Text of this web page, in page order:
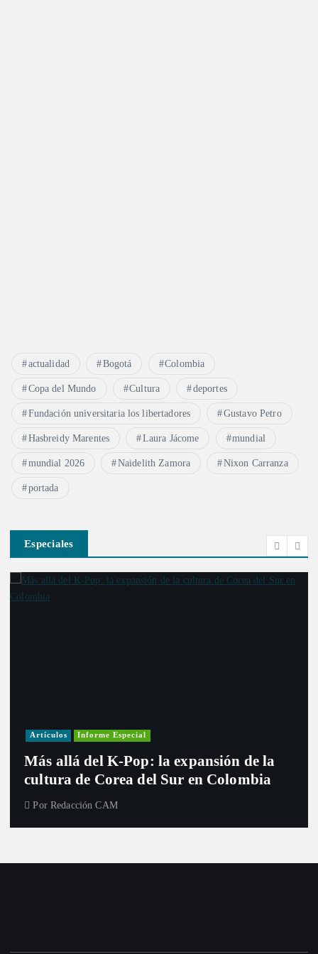
s
actualidad Bogotá Colombia
Copa del Mundo Cultura deportes
Fundación universitaria los libertadores Gustavo Petro
Hasbreidy Marentes Laura Jácome mundial
mundial 2026 Naidelith Zamora Nixon Carranza
portada
Especiales
Artículos Informe Especial
Más allá del K-Pop: la expansión de la
cultura de Corea del Sur en Colombia
Por Redacción CAM